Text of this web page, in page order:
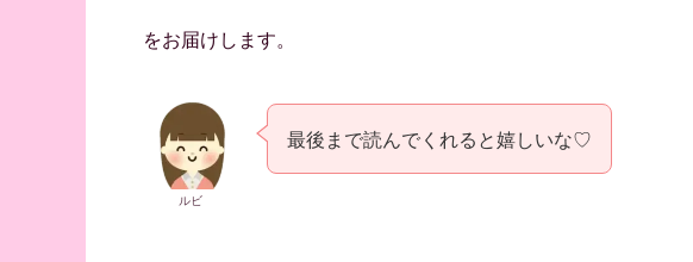
をお届けします。
ルビ
最後まで読んでくれると嬉しいな♡